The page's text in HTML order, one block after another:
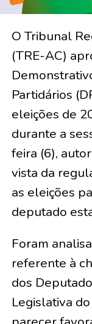
O Tribunal
(TRE-AC)
Partidários
eleições de
durante a
feira (6),
vista da
as eleições
deputado
Foram
referente à
dos
Legislativa